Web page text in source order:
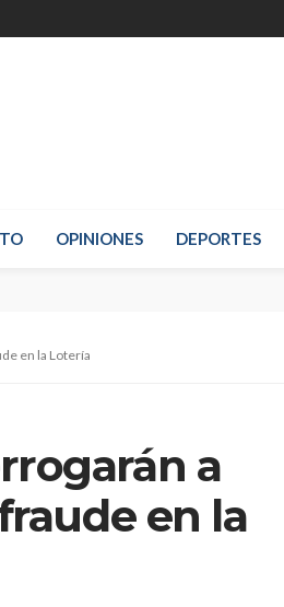
OPINIONES DEPORTES
en la Lotería
a
en la